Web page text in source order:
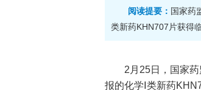
阅读提要： 国家药
类新药KHN707片获得
2月25日，国家
报的化学Ⅰ类新药